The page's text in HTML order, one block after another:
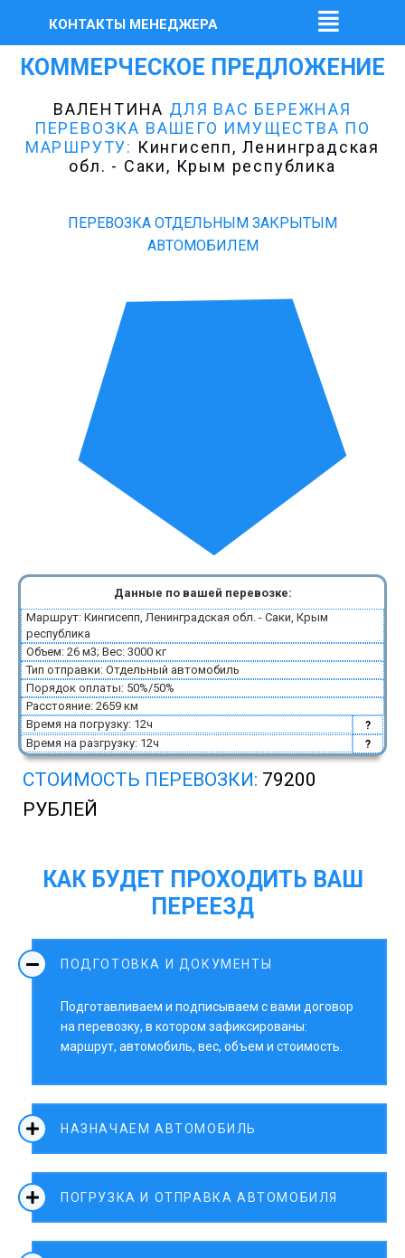
КОНТАКТЫ МЕНЕДЖЕРА
КОММЕРЧЕСКОЕ ПРЕДЛОЖЕНИЕ
ВАЛЕНТИНА ДЛЯ ВАС БЕРЕЖНАЯ
ПЕРЕВОЗКА ВАШЕГО ИМУЩЕСТВА ПО
МАРШРУТУ: Кингисепп, Ленинградская
обл. - Саки, Крым республика
ПЕРЕВОЗКА ОТДЕЛЬНЫМ ЗАКРЫТЫМ
АВТОМОБИЛЕМ
Данные по вашей перевозке:
Маршрут: Кингисепп, Ленинградская обл. - Саки, Крым
республика
Объем: 26 м3; Вес: 3000 кг
Тип отправки: Отдельный автомобиль
Порядок оплаты: 50%/50%
Расстояние: 2659 км
Время на погрузку: 12ч
?
Время на разгрузку: 12ч ?
СТОИМОСТЬ ПЕРЕВОЗКИ: 79200
РУБЛЕЙ
КАК БУДЕТ ПРОХОДИТЬ ВАШ
ПЕРЕЕЗД
ПОДГОТОВКА И ДОКУМЕНТЫ
Подготавливаем и подписываем с вами договор
на перевозку, в котором зафиксированы:
маршрут, автомобиль, вес, объем и стоимость.
НАЗНАЧАЕМ АВТОМОБИЛЬ
ПОГРУЗКА И ОТПРАВКА АВТОМОБИЛЯ